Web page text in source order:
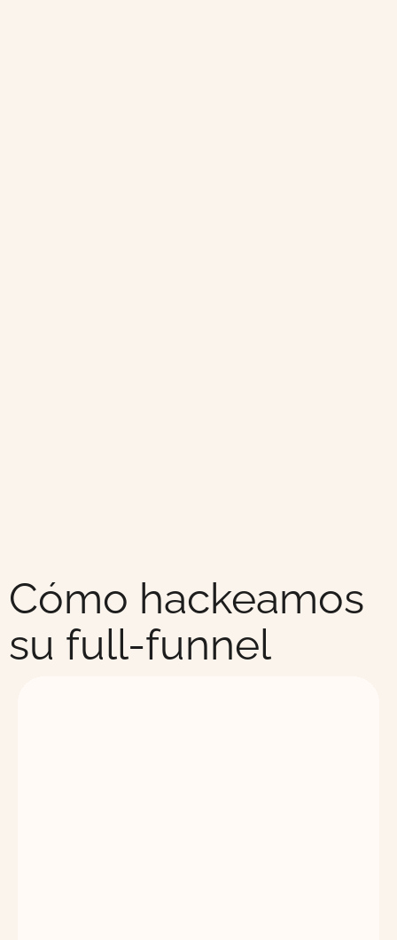
Cómo hackeamos
su full-funnel